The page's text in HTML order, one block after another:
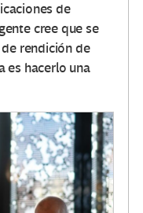
de
cree que se
rendición de
es hacerlo una